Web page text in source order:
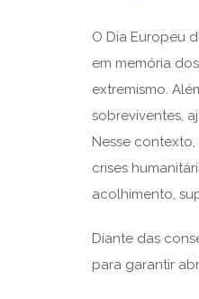
O Dia Europeu
em memória
extremismo.
sobreviventes,
Nesse
crises
acolhimento,
Diante das
para garantir